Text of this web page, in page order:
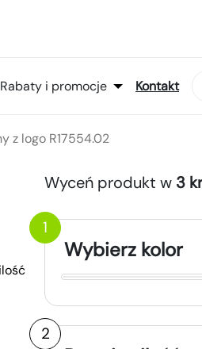
Rabaty i promocje Kontakt
z logo R17554.02
Wyceń produkt w 3
1
Wybierz kolor
2